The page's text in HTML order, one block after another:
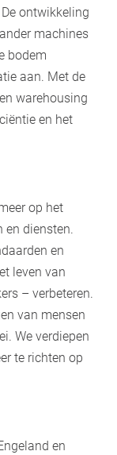
ontwikkeling
machines
bodem
aan. Met de
warehousing
en het
op het
en diensten.
en
leven van
– verbeteren.
van mensen
We verdiepen
te richten op
en